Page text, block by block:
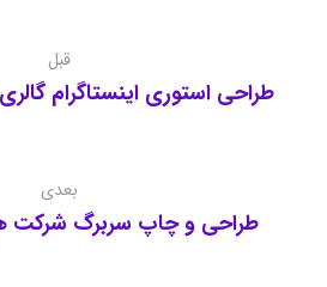
قبل
طراحی استوری اینستاگرام
بعدی
طراحی و چاپ سربرگ شرکت